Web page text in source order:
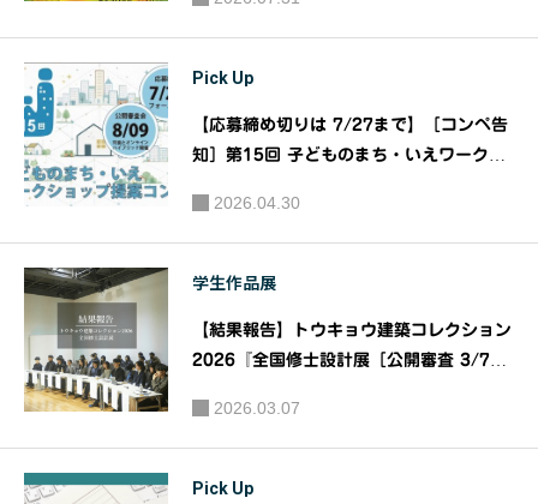
URBANEXアイデアコンペティション20
26』｜主催：大阪ガス都市開発株式会社
Pick Up
【応募締め切りは 7/27まで】［コンペ告
知］第15回 子どものまち・いえワークシ
子ども教育事業部会
2026.04.30
学生作品展
【結果報告】トウキョウ建築コレクション
2026『全国修士設計展［公開審査 3/7
｜トウキョウ建築コレクション2026実行
委員会
2026.03.07
Pick Up